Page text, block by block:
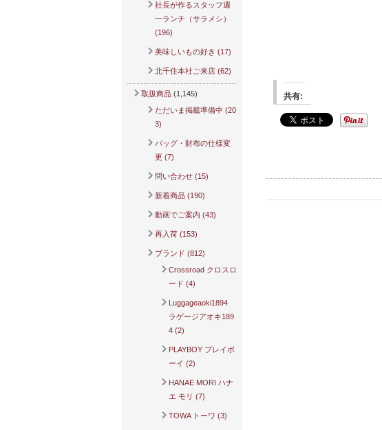
共有:
社長が作るスタッフ週
一ランチ（サラメシ）
(196)
美味しいもの好き (17)
北千住本社ご来店 (62)
取扱商品 (1,145)
ただいま掲載準備中 (20
3)
バッグ・財布の仕様変
更 (7)
問い合わせ (15)
新着商品 (190)
動画でご案内 (43)
再入荷 (153)
ブランド (812)
Crossroad クロスロ
ード (4)
Luggageaoki1894
ラゲージアオキ189
4 (2)
PLAYBOY プレイボ
ーイ (2)
HANAE MORI ハナ
エ モリ (7)
TOWA トーワ (3)